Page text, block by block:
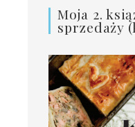
Moja 2.
sprzedaży